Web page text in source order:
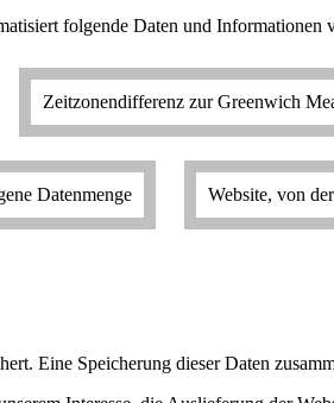
folgende Daten und Informationen
Zeitzonendifferenz zur Greenwich
Datenmenge Website, von
Eine Speicherung dieser Daten